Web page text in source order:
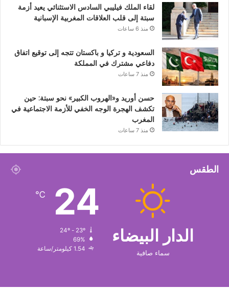
لقاء الملك فيليبي السادس الاستثنائي يعيد أزمة
سبتة إلى قلب العلاقات المغربية الإسبانية
منذ 6 ساعات
السعودية و تركيا و باكستان تتجه إلى توقيع اتفاق
دفاعي مشترك في المملكة
منذ 7 ساعات
حسن أوريد و«الهروب الكبير» نحو سبتة: حين
تكشف الهجرة الوجه الخفي للأزمة الاجتماعية في
المغرب
منذ 7 ساعات
الطقس
الدار البيضاء
سماء صافية
24
℃
69%
1.54 كيلومتر/ساعة